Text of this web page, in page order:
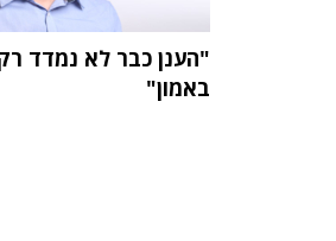
"הענן כבר לא נמדד
באמון"